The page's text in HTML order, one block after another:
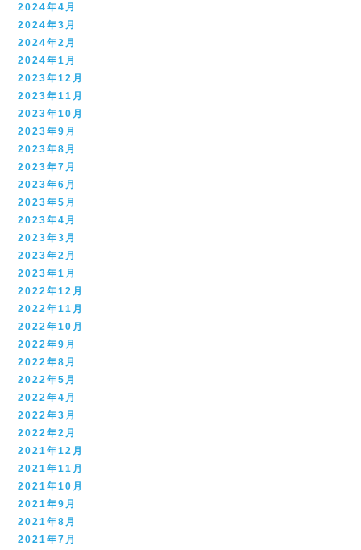
2024年4月
2024年3月
2024年2月
2024年1月
2023年12月
2023年11月
2023年10月
2023年9月
2023年8月
2023年7月
2023年6月
2023年5月
2023年4月
2023年3月
2023年2月
2023年1月
2022年12月
2022年11月
2022年10月
2022年9月
2022年8月
2022年5月
2022年4月
2022年3月
2022年2月
2021年12月
2021年11月
2021年10月
2021年9月
2021年8月
2021年7月